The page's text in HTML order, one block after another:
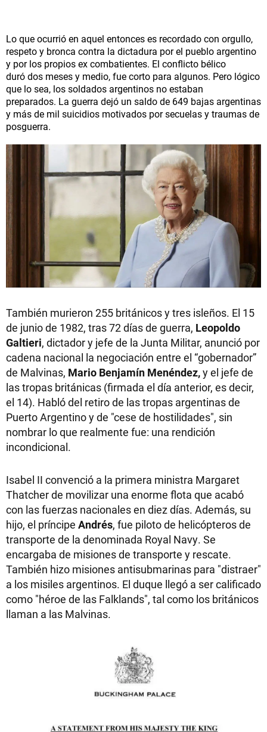
Lo que ocurrió en aquel entonces es recordado con orgullo,
respeto y bronca contra la dictadura por el pueblo argentino
y por los propios ex combatientes. El conflicto bélico
duró dos meses y medio, fue corto para algunos. Pero lógico
que lo sea, los soldados argentinos no estaban
preparados. La guerra dejó un saldo de 649 bajas argentinas
y más de mil suicidios motivados por secuelas y traumas de
posguerra.
También murieron 255 británicos y tres isleños. El 15
de junio de 1982, tras 72 días de guerra, Leopoldo
Galtieri, dictador y jefe de la Junta Militar, anunció por
cadena nacional la negociación entre el “gobernador”
de Malvinas, Mario Benjamín Menéndez,y el jefe de
las tropas británicas (firmada el día anterior, es decir,
el 14). Habló del retiro de las tropas argentinas de
Puerto Argentino y de "cese de hostilidades", sin
nombrar lo que realmente fue: una rendición
incondicional.
Isabel II convenció a la primera ministra Margaret
Thatcher de movilizar una enorme flota que acabó
con las fuerzas nacionales en diez días. Además, su
hijo, el príncipe Andrés, fue piloto de helicópteros de
transporte de la denominada Royal Navy. Se
encargaba de misiones de transporte y rescate.
También hizo misiones antisubmarinas para "distraer"
a los misiles argentinos. El duque llegó a ser calificado
como "héroe de las Falklands", tal como los británicos
llaman a las Malvinas.